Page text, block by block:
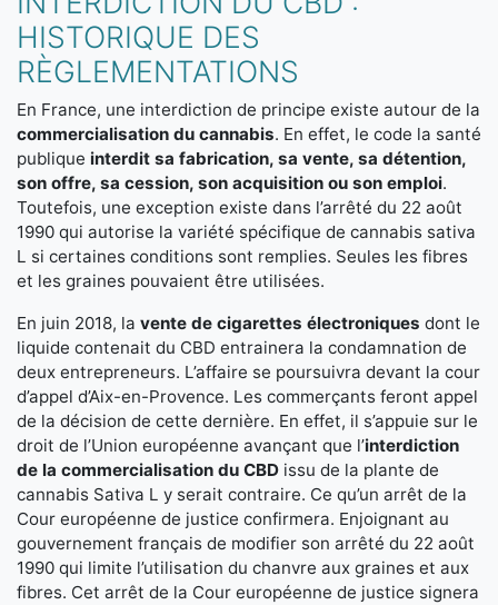
HISTORIQUE DES
RÈGLEMENTATIONS
En France, une interdiction de principe existe autour de la
commercialisation du cannabis. En effet, le code la santé
publique interdit sa fabrication, sa vente, sa détention,
son offre, sa cession, son acquisition ou son emploi.
Toutefois, une exception existe dans l’arrêté du 22 août
1990 qui autorise la variété spécifique de cannabis sativa
L si certaines conditions sont remplies. Seules les fibres
et les graines pouvaient être utilisées.
En juin 2018, la vente de cigarettes électroniques dont le
liquide contenait du CBD entrainera la condamnation de
deux entrepreneurs. L’affaire se poursuivra devant la cour
d’appel d’Aix-en-Provence. Les commerçants feront appel
de la décision de cette dernière. En effet, il s’appuie sur le
droit de l’Union européenne avançant que l’interdiction
de la commercialisation du CBD issu de la plante de
cannabis Sativa L y serait contraire. Ce qu’un arrêt de la
Cour européenne de justice confirmera. Enjoignant au
gouvernement français de modifier son arrêté du 22 août
1990 qui limite l’utilisation du chanvre aux graines et aux
fibres. Cet arrêt de la Cour européenne de justice signera